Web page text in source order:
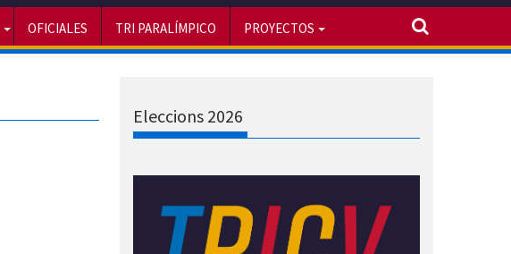
OFICIALES TRI PARALÍMPICO PROYECTOS
Eleccions 2026